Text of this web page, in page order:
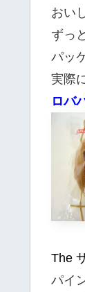
おい
ずっ
パッ
実際
ロバ
The
パイ